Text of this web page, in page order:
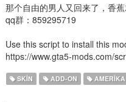
那个自由的男人又回来了，香
qq群：859295719
Use this script to install this
https://www.gta5-mods.com/
SKIN ADD-ON AMERIKA